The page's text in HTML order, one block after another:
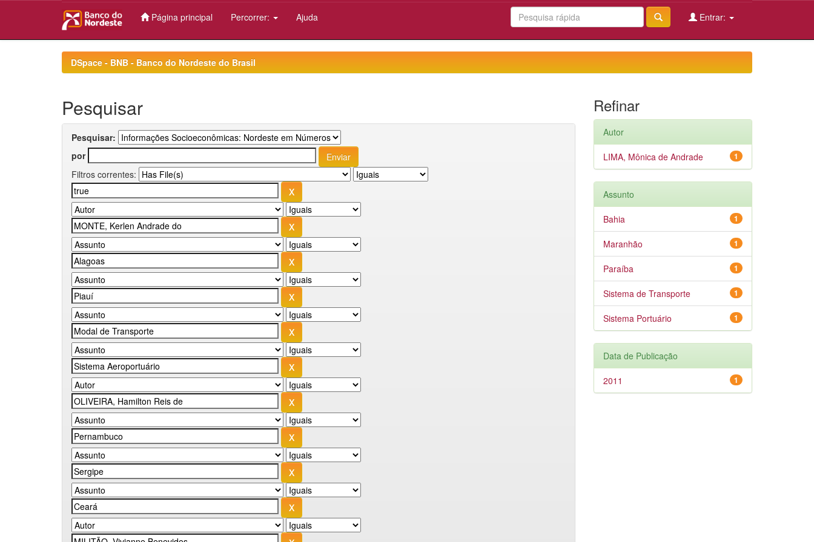
Página principal Percorrer: Ajuda Entrar:
DSpace - BNB - Banco do Nordeste do Brasil
Pesquisar
Pesquisar:
por
Filtros correntes:
Refinar
Autor
1
LIMA, Mônica de Andrade
Assunto
1
Bahia
1
Maranhão
1
Paraíba
1
Sistema de Transporte
1
Sistema Portuário
Data de Publicação
1
2011